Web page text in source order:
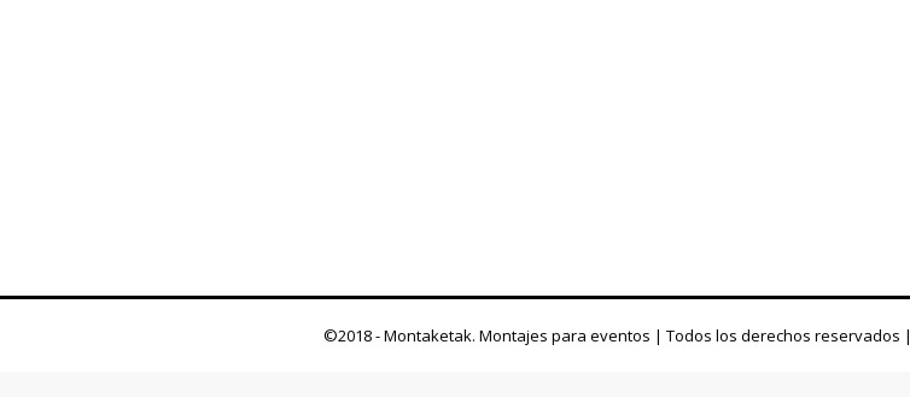
©2018 - Montaketak. Montajes para eventos | Todos los derechos reservados |